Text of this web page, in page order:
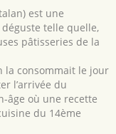
est une
telle quelle,
pâtisseries de la
la consommait le jour
l’arrivée du
âge où une recette
du 14ème